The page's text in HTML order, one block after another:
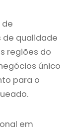
de
de qualidade
regiões do
único
para o
em